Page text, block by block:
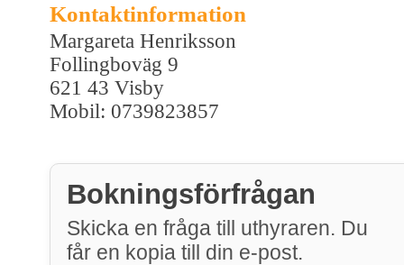
Kontaktinformation
Margareta Henriksson
Follingboväg 9
621 43 Visby
Mobil: 0739823857
Bokningsförfrågan
Skicka en fråga till uthyraren. Du
får en kopia till din e-post.